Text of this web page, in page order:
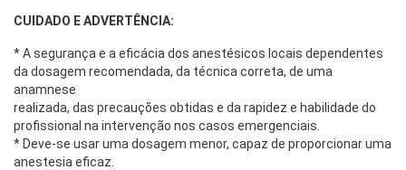
CUIDADO E ADVERTÊNCIA:
* A segurança e a eficácia dos anestésicos locais dependentes
da dosagem recomendada, da técnica correta, de uma
anamnese
realizada, das precauções obtidas e da rapidez e habilidade do
profissional na intervenção nos casos emergenciais.
* Deve-se usar uma dosagem menor, capaz de proporcionar uma
anestesia eficaz.